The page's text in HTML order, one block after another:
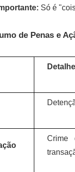
Só é
de Penas e
Crime